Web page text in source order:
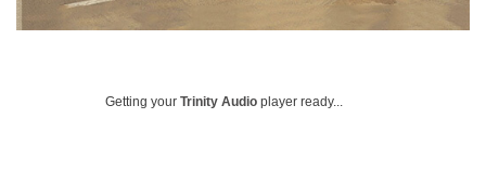
Getting your Trinity Audio player ready...